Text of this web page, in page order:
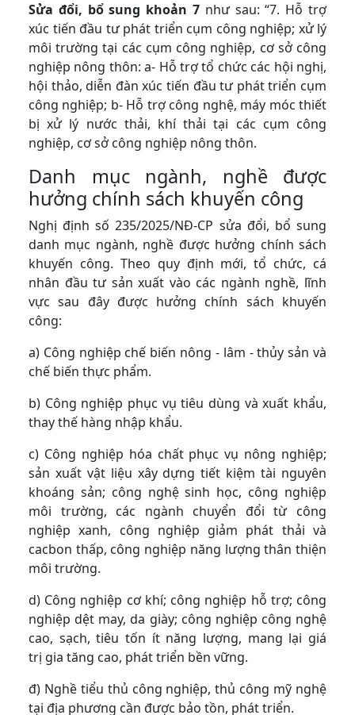
Sửa đổi, bổ sung khoản 7 như sau: “7. Hỗ trợ
xúc tiến đầu tư phát triển cụm công nghiệp; xử lý
môi trường tại các cụm công nghiệp, cơ sở công
nghiệp nông thôn: a- Hỗ trợ tổ chức các hội nghị,
hội thảo, diễn đàn xúc tiến đầu tư phát triển cụm
công nghiệp; b- Hỗ trợ công nghệ, máy móc thiết
bị xử lý nước thải, khí thải tại các cụm công
nghiệp, cơ sở công nghiệp nông thôn.
Danh mục ngành, nghề được
hưởng chính sách khuyến công
Nghị định số 235/2025/NĐ-CP sửa đổi, bổ sung
danh mục ngành, nghề được hưởng chính sách
khuyến công. Theo quy định mới, tổ chức, cá
nhân đầu tư sản xuất vào các ngành nghề, lĩnh
vực sau đây được hưởng chính sách khuyến
công:
a) Công nghiệp chế biến nông - lâm - thủy sản và
chế biến thực phẩm.
b) Công nghiệp phục vụ tiêu dùng và xuất khẩu,
thay thế hàng nhập khẩu.
c) Công nghiệp hóa chất phục vụ nông nghiệp;
sản xuất vật liệu xây dựng tiết kiệm tài nguyên
khoáng sản; công nghệ sinh học, công nghiệp
môi trường, các ngành chuyển đổi từ công
nghiệp xanh, công nghiệp giảm phát thải và
cacbon thấp, công nghiệp năng lượng thân thiện
môi trường.
d) Công nghiệp cơ khí; công nghiệp hỗ trợ; công
nghiệp dệt may, da giày; công nghiệp công nghệ
cao, sạch, tiêu tốn ít năng lượng, mang lại giá
trị gia tăng cao, phát triển bền vững.
đ) Nghề tiểu thủ công nghiệp, thủ công mỹ nghệ
tại địa phương cần được bảo tồn, phát triển.